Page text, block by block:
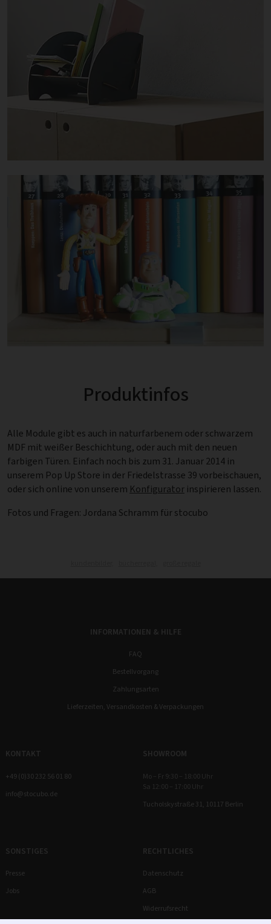
Produktinfos
Alle Module gibt es auch in naturfarbenem oder schwarzem
MDF mit weißer Beschichtung, oder auch mit den neuen
farbigen Türen. Einfach noch bis zum 31. Januar 2014 in
unserem Pop Up Store in der Friedelstrasse 39 vorbeischauen,
oder sich online von unserem Konfigurator inspirieren lassen.
Fotos und Fragen: Jordana Schramm für stocubo
INFORMATIONEN & HILFE
FAQ
Bestellvorgang
Zahlungsarten
Lieferzeiten, Versandkosten & Verpackungen
KONTAKT
+49 (0)30 232 56 01 80
info@stocubo.de
SHOWROOM
Mo – Fr 9:30 – 18:00 Uhr
Sa 12:00 – 17:00 Uhr
Tucholskystraße 31, 10117 Berlin
SONSTIGES
Presse
Jobs
RECHTLICHES
Datenschutz
AGB
Widerrufsrecht